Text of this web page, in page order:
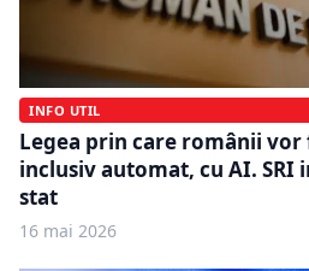
INFO UTIL
Legea prin care românii
inclusiv automat, cu AI. SRI
stat
16 mai 2026